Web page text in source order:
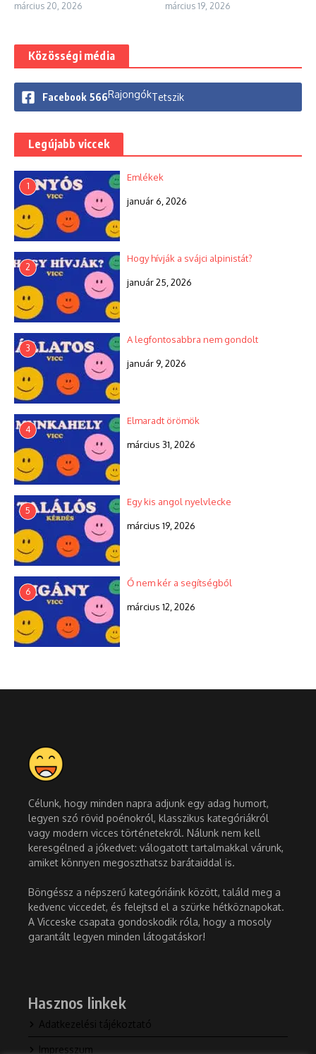
március 20, 2026 március 19, 2026
Közösségi média
Facebook 566RajongókTetszik
Legújabb viccek
1
Emlékek
január 6, 2026
2
Hogy hívják a svájci alpinistát?
január 25, 2026
3
A legfontosabbra nem gondolt
január 9, 2026
4
Elmaradt örömök
március 31, 2026
5
Egy kis angol nyelvlecke
március 19, 2026
6
Ő nem kér a segítségből
március 12, 2026
Célunk, hogy minden napra adjunk egy adag humort,
legyen szó rövid poénokról, klasszikus kategóriákról
vagy modern vicces történetekről. Nálunk nem kell
keresgélned a jókedvet: válogatott tartalmakkal várunk,
amiket könnyen megoszthatsz barátaiddal is.
Böngéssz a népszerű kategóriáink között, találd meg a
kedvenc viccedet, és felejtsd el a szürke hétköznapokat.
A Vicceske csapata gondoskodik róla, hogy a mosoly
garantált legyen minden látogatáskor!
Hasznos linkek
Adatkezelési tájékoztató
Impresszum